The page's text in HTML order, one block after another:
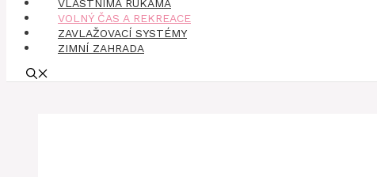
VLASTNÍMA RUKAMA
VOLNÝ ČAS A REKREACE
ZAVLAŽOVACÍ SYSTÉMY
ZIMNÍ ZAHRADA